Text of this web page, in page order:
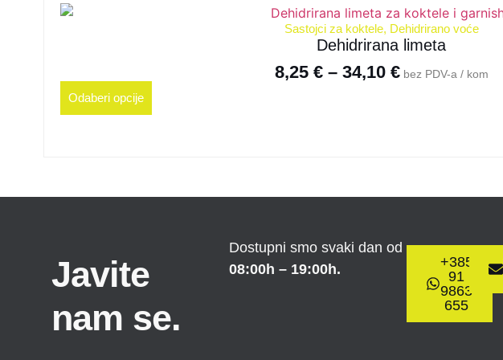
Sastojci za koktele, Dehidrirano voće
Dehidrirana limeta
8,25 € – 34,10 €bez PDV-a / kom
Odaberi opcije
Javite
nam se.
Dostupni smo svaki dan od
08:00h – 19:00h.
+385
91
9863
655